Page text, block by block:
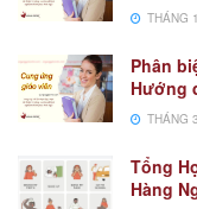
THÁNG
Phân
Hướng
THÁNG
Tổng
Hàng